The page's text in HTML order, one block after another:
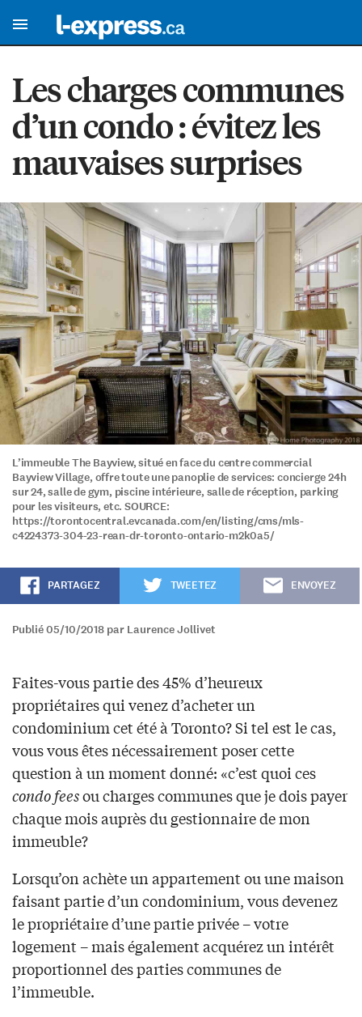
Les charges communes
d’un condo : évitez les
mauvaises surprises
L’immeuble The Bayview, situé en face du centre commercial
Bayview Village, offre toute une panoplie de services: concierge 24h
sur 24, salle de gym, piscine intérieure, salle de réception, parking
pour les visiteurs, etc. SOURCE:
https://torontocentral.evcanada.com/en/listing/cms/mls-
c4224373-304-23-rean-dr-toronto-ontario-m2k0a5/
PARTAGEZ TWEETEZ ENVOYEZ
Publié 05/10/2018 par Laurence Jollivet
Faites-vous partie des 45% d’heureux
propriétaires qui venez d’acheter un
condominium cet été à Toronto? Si tel est le cas,
vous vous êtes nécessairement poser cette
question à un moment donné: «c’est quoi ces
condo feesou charges communes que je dois payer
chaque mois auprès du gestionnaire de mon
immeuble?
Lorsqu’on achète un appartement ou une maison
faisant partie d’un condominium, vous devenez
le propriétaire d’une partie privée – votre
logement – mais également acquérez un intérêt
proportionnel des parties communes de
l’immeuble.